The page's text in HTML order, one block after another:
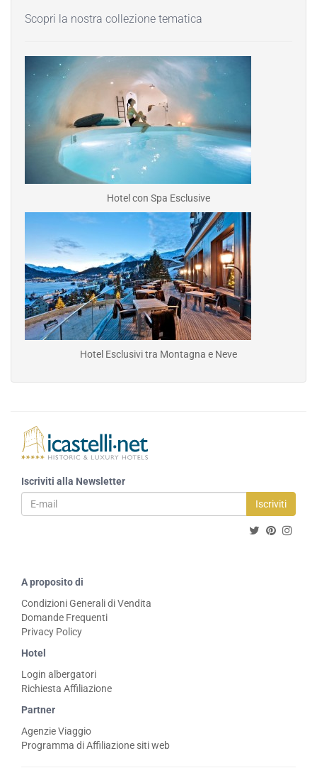
Scopri la nostra collezione tematica
Hotel con Spa Esclusive
Hotel Esclusivi tra Montagna e Neve
Iscriviti alla Newsletter
Iscriviti
A proposito di
Condizioni Generali di Vendita
Domande Frequenti
Privacy Policy
Hotel
Login albergatori
Richiesta Affiliazione
Partner
Agenzie Viaggio
Programma di Affiliazione siti web